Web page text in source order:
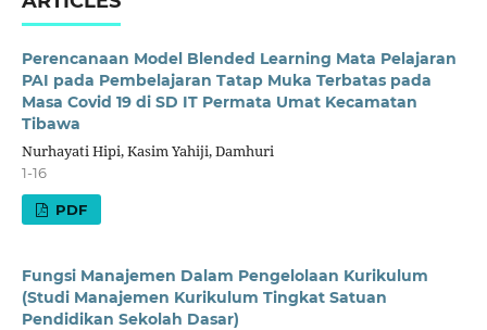
Perencanaan Model Blended Learning Mata Pelajaran
PAI pada Pembelajaran Tatap Muka Terbatas pada
Masa Covid 19 di SD IT Permata Umat Kecamatan
Tibawa
Nurhayati Hipi, Kasim Yahiji, Damhuri
1-16
PDF
Fungsi Manajemen Dalam Pengelolaan Kurikulum
(Studi Manajemen Kurikulum Tingkat Satuan
Pendidikan Sekolah Dasar)